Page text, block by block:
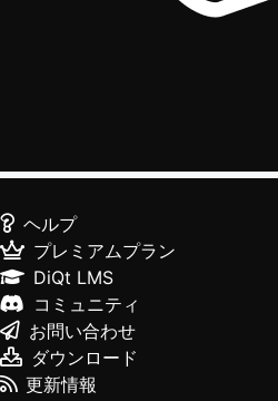
ヘルプ
プレミアムプラン
DiQt LMS
コミュニティ
お問い合わせ
ダウンロード
更新情報